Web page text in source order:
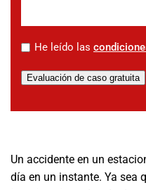
* He leído las
Evaluación de caso gratuita
Un accidente en un
día en un instante. Ya sea